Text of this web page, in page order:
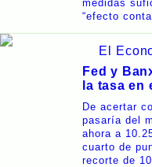
medidas
“efecto
El
Fed y
la tasa en
De acertar
pasaría del
ahora a
cuarto de
recorte de